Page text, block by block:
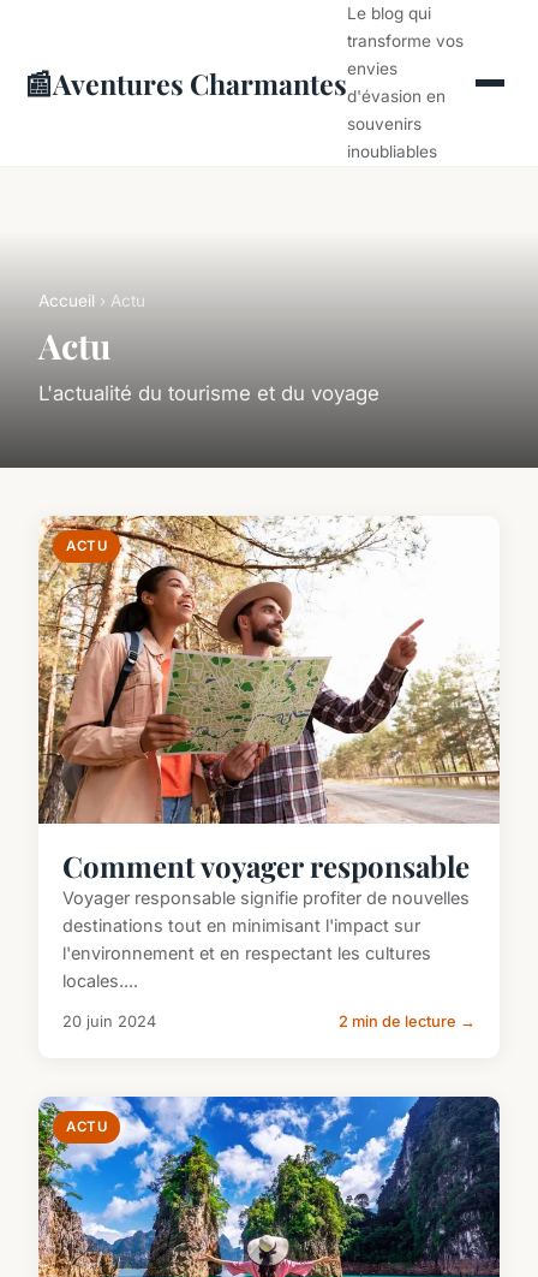
📰Aventures Charmantes
Le blog qui
transforme vos
envies
d'évasion en
souvenirs
inoubliables
Accueil › Actu
Actu
L'actualité du tourisme et du voyage
ACTU
Comment voyager responsable
Voyager responsable signifie profiter de nouvelles
destinations tout en minimisant l'impact sur
l'environnement et en respectant les cultures
locales....
20 juin 2024 2 min de lecture →
ACTU